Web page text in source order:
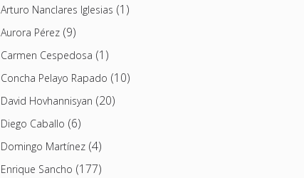
Arturo Nanclares Iglesias (1)
Aurora Pérez(9)
Carmen Cespedosa (1)
Concha Pelayo Rapado (10)
David Hovhannisyan (20)
Diego Caballo (6)
Domingo Martínez(4)
Enrique Sancho (177)